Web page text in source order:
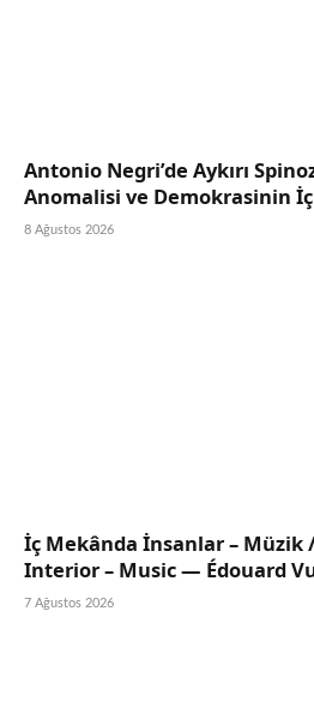
Antonio Negri’de Aykırı
Anomalisi ve Demokrasinin
8 Ağustos 2026
İç Mekânda İnsanlar – Müzik
Interior – Music — Édouard
7 Ağustos 2026